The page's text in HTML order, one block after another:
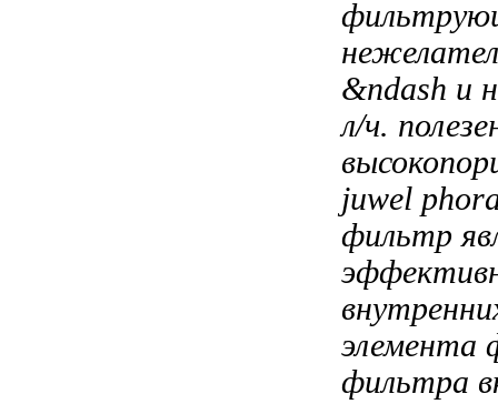
&ndash и
л/ч.
juwel
фильтр
элемента
фильтра